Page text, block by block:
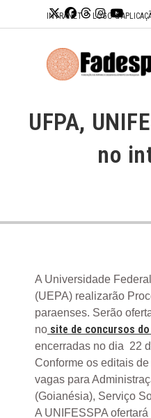
INTRANET LOGO &
UFPA,
no
A Universidade
(UEPA) realizarão
paraenses. Serão
no site de concursos
encerradas no dia 22
Conforme os editais
vagas para
(Goianésia), Serviço
A UNIFESSPA